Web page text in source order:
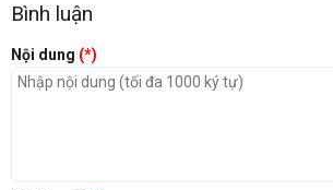
Bình luận
Nội dung (*)